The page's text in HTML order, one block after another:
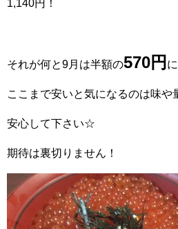
1,140円！
それが何と9月は半額の570円
ここまで安いと気になるのは味や
安心して下さい☆
期待は裏切りません！